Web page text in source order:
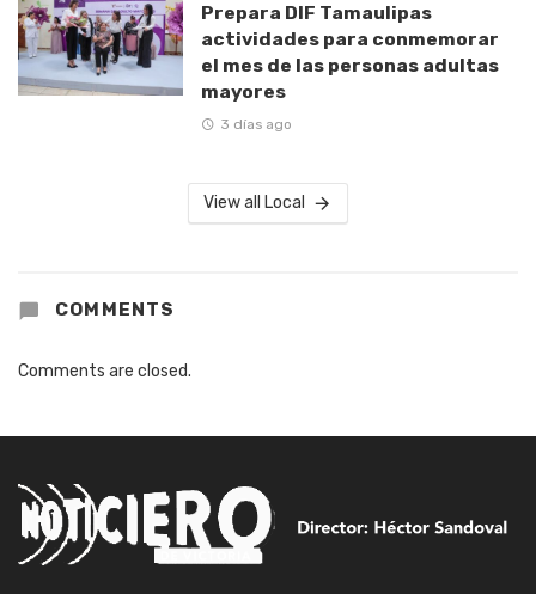
Prepara DIF Tamaulipas
actividades para conmemorar
el mes de las personas adultas
mayores
3 días ago
View all Local
COMMENTS
Comments are closed.